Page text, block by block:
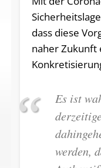
dass diese
naher Zukunft
Es ist
werden,